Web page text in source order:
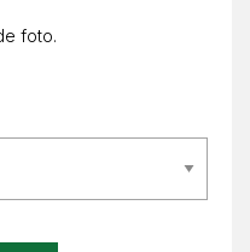
foto.